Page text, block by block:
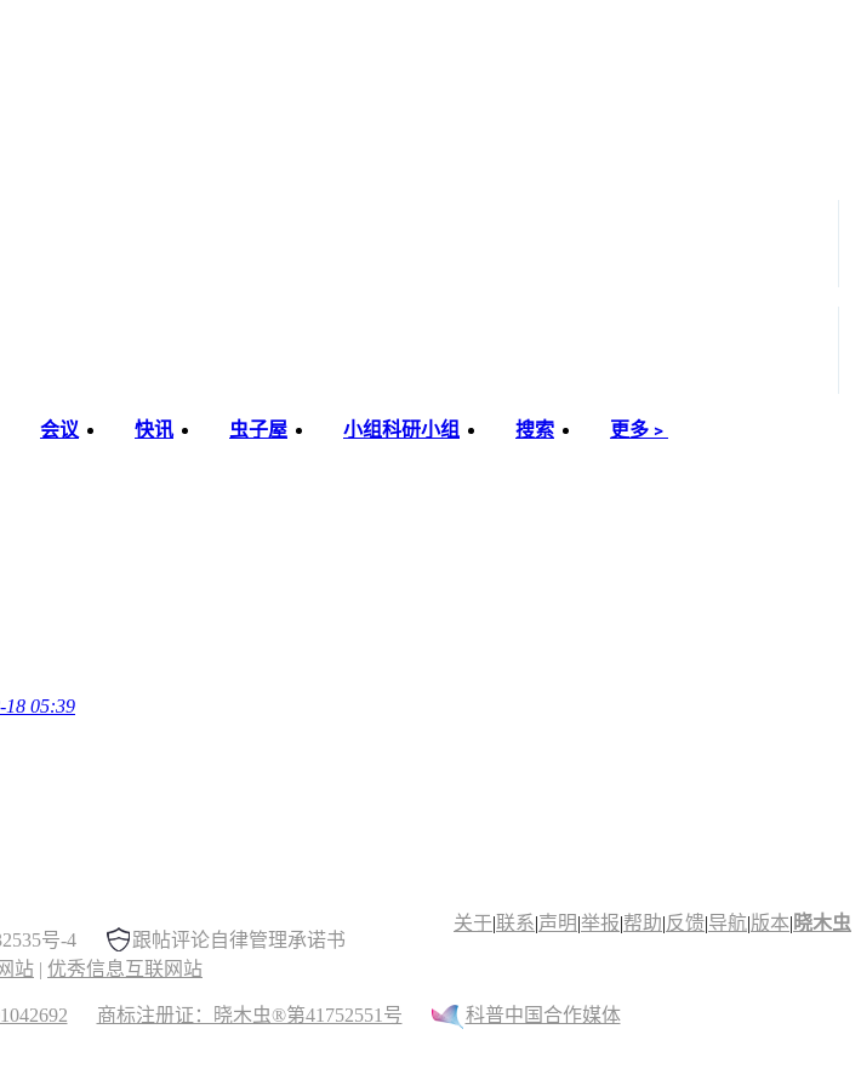
会议 快讯 虫子屋 小组科研小组 搜索 更多﹥
18 05:39
关于|联系|声明|举报|帮助|反馈|导航|版本| 晓木虫
号-4
跟帖评论自律管理承诺书
站 | 优秀信息互联网站
商标注册证：晓木虫®第41752551号 科普中国合作媒体